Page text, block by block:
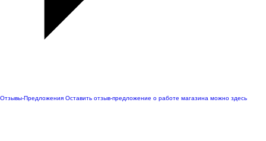
Отзывы-Предложения Оставить отзыв-предложение о работе магазина можно здесь